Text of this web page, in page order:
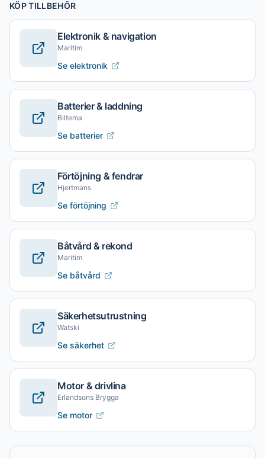
KÖP TILLBEHÖR
Elektronik & navigation
Maritim
Se elektronik
Batterier & laddning
Biltema
Se batterier
Förtöjning & fendrar
Hjertmans
Se förtöjning
Båtvård & rekond
Maritim
Se båtvård
Säkerhetsutrustning
Watski
Se säkerhet
Motor & drivlina
Erlandsons Brygga
Se motor